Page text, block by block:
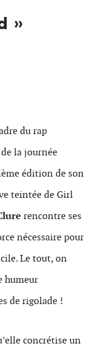
»
du rap
la journée
édition de son
teintée de Girl
rencontre ses
nécessaire pour
Le tout, on
humeur
de rigolade !
concrétise un